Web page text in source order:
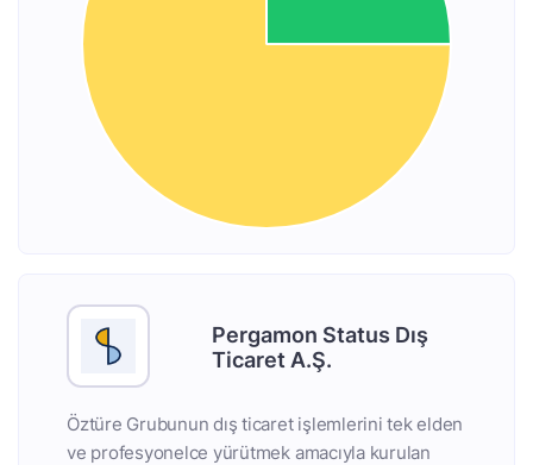
Pergamon Status Dış
Ticaret A.Ş.
Öztüre Grubunun dış ticaret işlemlerini tek elden
ve profesyonelce yürütmek amacıyla kurulan